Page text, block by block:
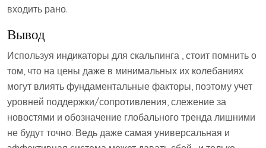
входить рано.
Вывод
Используя индикаторы для скальпинга , стоит помнить о
том, что на цены даже в минимальных их колебаниях
могут влиять фундаментальные факторы, поэтому учет
уровней поддержки/сопротивления, слежение за
новостями и обозначение глобального тренда лишними
не будут точно. Ведь даже самая универсальная и